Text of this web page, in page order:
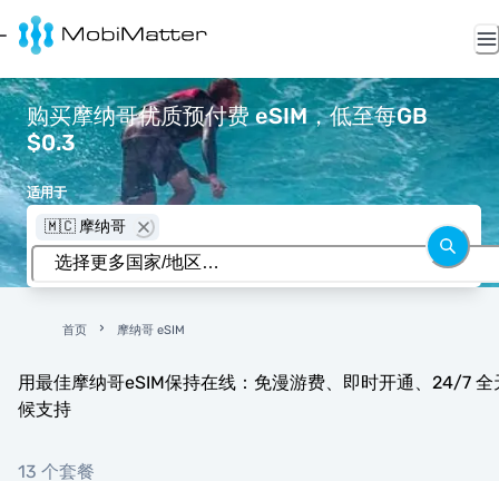
购买摩纳哥优质预付费 eSIM，低至每GB
$0.3
适用于
🇲🇨 摩纳哥
首页 摩纳哥 eSIM
用最佳摩纳哥eSIM保持在线：免漫游费、即时开通、24/7 全
候支持
13 个套餐